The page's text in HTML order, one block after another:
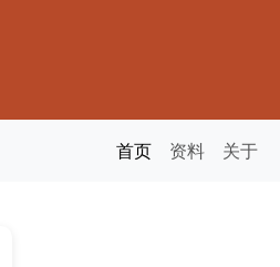
首页 资料 关于